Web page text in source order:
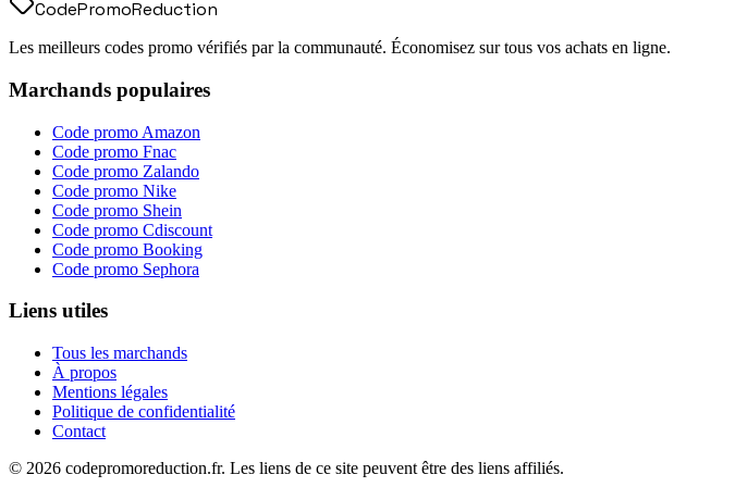
CodePromoReduction
Les meilleurs codes promo vérifiés par la communauté. Économisez sur tous vos achats en ligne.
Marchands populaires
Code promo Amazon
Code promo Fnac
Code promo Zalando
Code promo Nike
Code promo Shein
Code promo Cdiscount
Code promo Booking
Code promo Sephora
Liens utiles
Tous les marchands
À propos
Mentions légales
Politique de confidentialité
Contact
© 2026 codepromoreduction.fr. Les liens de ce site peuvent être des liens affiliés.